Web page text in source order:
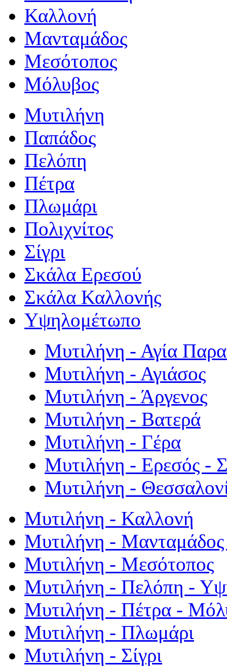
Καλλονή
Μανταμάδος
Μεσότοπος
Μόλυβος
Μυτιλήνη
Παπάδος
Πελόπη
Πέτρα
Πλωμάρι
Πολιχνίτος
Σίγρι
Σκάλα Ερεσού
Σκάλα Καλλονής
Υψηλομέτωπο
Μυτιλήνη - Αγία
Μυτιλήνη - Αγιάσος
Μυτιλήνη - Άργενος
Μυτιλήνη - Βατερά
Μυτιλήνη - Γέρα
Μυτιλήνη - Ερεσός -
Μυτιλήνη -
Μυτιλήνη - Καλλονή
Μυτιλήνη - Μανταμάδος
Μυτιλήνη - Μεσότοπος
Μυτιλήνη - Πελόπη -
Μυτιλήνη - Πέτρα -
Μυτιλήνη - Πλωμάρι
Μυτιλήνη - Σίγρι